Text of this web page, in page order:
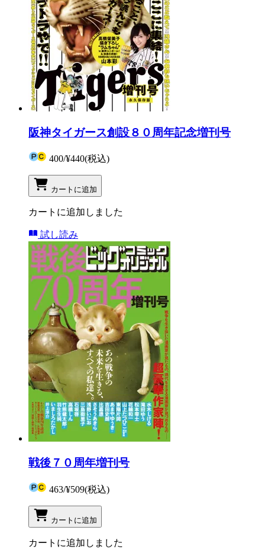
阪神タイガース創設８０周年記念増刊号
400/¥440(税込)
カートに追加
カートに追加しました
試し読み
戦後７０周年増刊号
463/¥509(税込)
カートに追加
カートに追加しました